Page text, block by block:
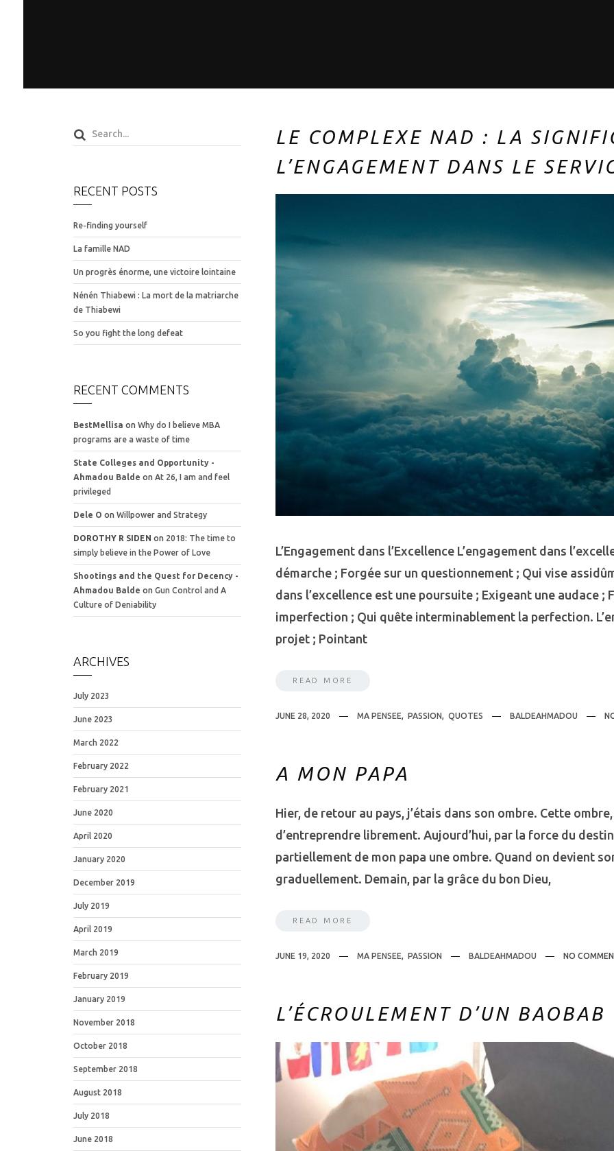
LE COMPLEXE NAD : LA
L’ENGAGEMENT DANS LE
L’Engagement dans l’Excellence L’engagement dans
démarche ; Forgée sur un questionnement ; Qui vise
dans l’excellence est une poursuite ; Exigeant une audace ;
imperfection ; Qui quête interminablement la perfection.
projet ; Pointant
READ MORE
JUNE 28, 2020 MA PENSEE, PASSION, QUOTES BALDEAHMADOU
A MON PAPA
Hier, de retour au pays, j’étais dans son ombre. Cette
d’entreprendre librement. Aujourd’hui, par la force du
partiellement de mon papa une ombre. Quand on devient
graduellement. Demain, par la grâce du bon Dieu,
READ MORE
JUNE 19, 2020 MA PENSEE, PASSION BALDEAHMADOU NO
L’ÉCROULEMENT D’UN BAOBAB
RECENT POSTS
Re-finding yourself
La famille NAD
Un progrès énorme, une victoire lointaine
Nénén Thiabewi : La mort de la matriarche
de Thiabewi
So you fight the long defeat
RECENT COMMENTS
BestMellisa on Why do I believe MBA
programs are a waste of time
State Colleges and Opportunity -
Ahmadou Balde on At 26, I am and feel
privileged
Dele O on Willpower and Strategy
DOROTHY R SIDEN on 2018: The time to
simply believe in the Power of Love
Shootings and the Quest for Decency -
Ahmadou Balde on Gun Control and A
Culture of Deniability
ARCHIVES
July 2023
June 2023
March 2022
February 2022
February 2021
June 2020
April 2020
January 2020
December 2019
July 2019
April 2019
March 2019
February 2019
January 2019
November 2018
October 2018
September 2018
August 2018
July 2018
June 2018